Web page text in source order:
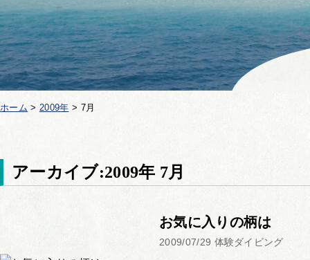
ホーム > 2009年 > 7月
アーカイブ:2009年 7月
お気に入りの柄は
2009/07/29 体験ダイビング